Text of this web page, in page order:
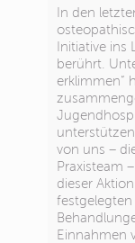
In den
Initiative ins
berührt.
erklimmen“
von uns –
Praxisteam
dieser
Einnahmen